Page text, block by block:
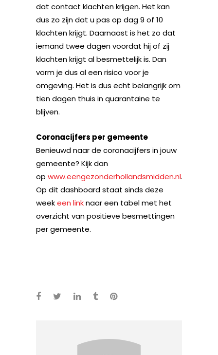
dat contact klachten krijgen. Het kan
dus zo zijn dat u pas op dag 9 of 10
klachten krijgt. Daarnaast is het zo dat
iemand twee dagen voordat hij of zij
klachten krijgt al besmettelijk is. Dan
vorm je dus al een risico voor je
omgeving. Het is dus echt belangrijk om
tien dagen thuis in quarantaine te
blijven.
Coronacijfers per gemeente
Benieuwd naar de coronacijfers in jouw
gemeente? Kijk dan
op www.eengezonderhollandsmidden.nl.
Op dit dashboard staat sinds deze
weekeen linknaar een tabel met het
overzicht van positieve besmettingen
per gemeente.